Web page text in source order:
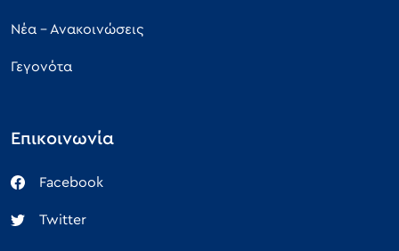
Νέα - Ανακοινώσεις
Γεγονότα
Επικοινωνία
Facebook
Twitter